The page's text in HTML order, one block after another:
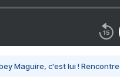
Maguire, c'est lui !